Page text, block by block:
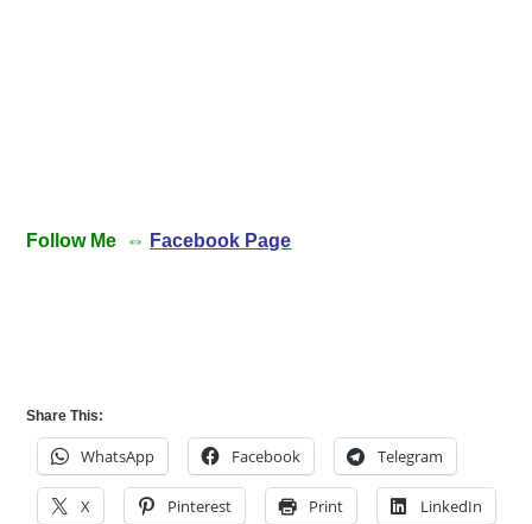
Follow Me ⇔ Facebook Page
Share This:
WhatsApp Facebook Telegram
X Pinterest Print LinkedIn